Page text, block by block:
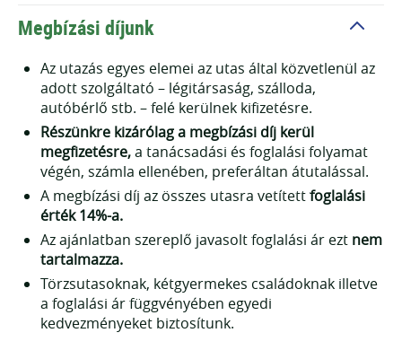
Megbízási díjunk
Az utazás egyes elemei az utas által közvetlenül az
adott szolgáltató – légitársaság, szálloda,
autóbérlő stb. – felé kerülnek kifizetésre.
Részünkre kizárólag a megbízási díj kerül
megfizetésre,a tanácsadási és foglalási folyamat
végén, számla ellenében, preferáltan átutalással.
A megbízási díj az összes utasra vetítettfoglalási
érték14%-a.
Az ajánlatban szereplő javasolt foglalási ár ezt nem
tartalmazza.
Törzsutasoknak, kétgyermekes családoknak illetve
a foglalási ár függvényében egyedi
kedvezményeket biztosítunk.